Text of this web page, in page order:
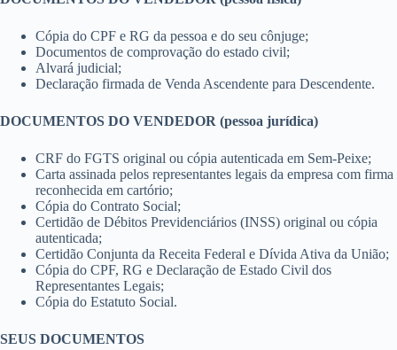
Cópia do CPF e RG da pessoa e do seu cônjuge;
Documentos de comprovação do estado civil;
Alvará judicial;
Declaração firmada de Venda Ascendente para Descendente.
DOCUMENTOS DO VENDEDOR (pessoa jurídica)
CRF do FGTS original ou cópia autenticada em Sem-Peixe;
Carta assinada pelos representantes legais da empresa com firma
reconhecida em cartório;
Cópia do Contrato Social;
Certidão de Débitos Previdenciários (INSS) original ou cópia
autenticada;
Certidão Conjunta da Receita Federal e Dívida Ativa da União;
Cópia do CPF, RG e Declaração de Estado Civil dos
Representantes Legais;
Cópia do Estatuto Social.
SEUS DOCUMENTOS